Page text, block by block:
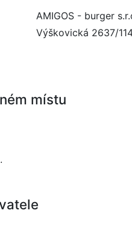
AMIGOS - burger
Výškovická 2637/
místu